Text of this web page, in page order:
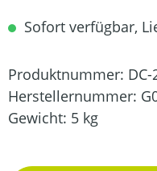
Sofort verfügbar,
Produktnummer:
Herstellernummer:
Gewicht: 5 kg